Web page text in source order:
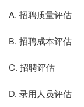
A. 招聘质量评估
B. 招聘成本评估
C. 招聘评估
D. 录用人员评估